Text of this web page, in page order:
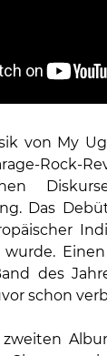
von My
Rock-
Das
wurde.
des
schon